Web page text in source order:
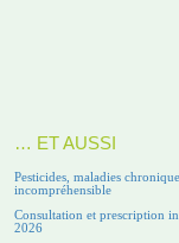
… ET AUSSI
Pesticides, maladies
incompréhensible
Consultation et prescription
2026